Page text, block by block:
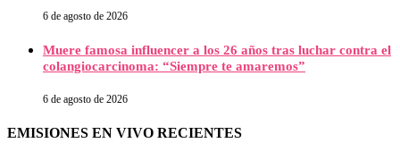
6 de agosto de 2026
Muere famosa influencer a los 26 años tras luchar contra el
colangiocarcinoma: “Siempre te amaremos”
6 de agosto de 2026
EMISIONES EN VIVO RECIENTES